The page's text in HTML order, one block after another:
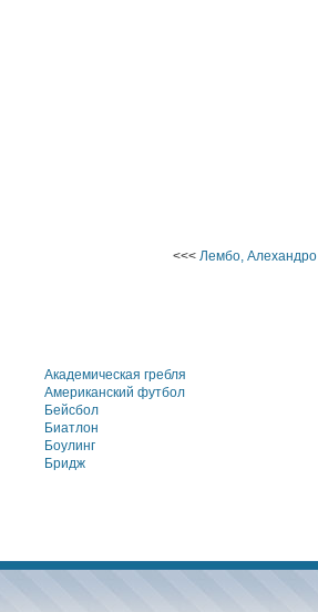
<<< Лембо, Алехандро
Академическая гребля
Американский футбол
Бейсбол
Биатлон
Боулинг
Бридж